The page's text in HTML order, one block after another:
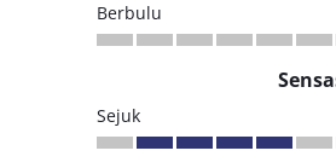
Berbulu
Sejuk